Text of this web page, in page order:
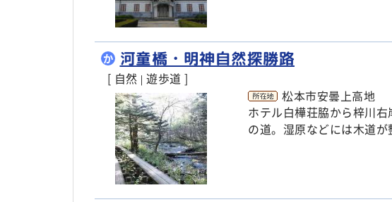
か 河童橋・明神自然探勝路
[ 自然 | 遊歩道 ]
松本市安曇上高地
ホテル白樺荘脇から梓川
の道。湿原などには木道